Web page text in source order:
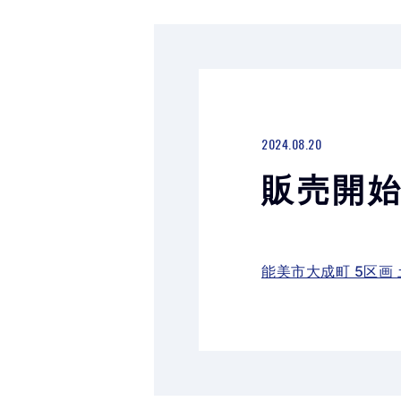
2024.08.20
販売開
能美市大成町 5区画